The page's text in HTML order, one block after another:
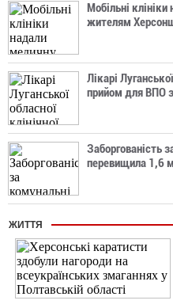
Мобільні
жителям
Лікарі
прийом для ВПО
Заборгованість
перевищила 1,6
ЖИТТЯ